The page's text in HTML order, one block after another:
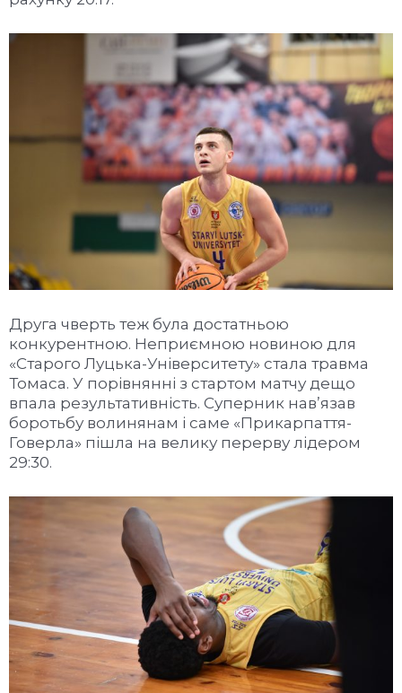
Друга чверть теж була достатньою
конкурентною. Неприємною новиною для
«Старого Луцька-Університету» стала травма
Томаса. У порівнянні з стартом матчу дещо
впала результативність. Суперник нав’язав
боротьбу волинянам і саме «Прикарпаття-
Говерла» пішла на велику перерву лідером
29:30.